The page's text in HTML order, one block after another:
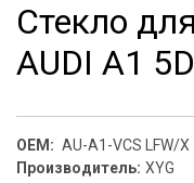
Стекло
AUDI A1
OEM: AU-A1-VCS LFW/X
Производитель: XYG